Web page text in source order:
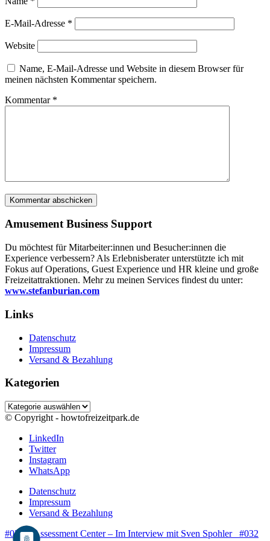
E-Mail-Adresse *
Website
Name, E-Mail-Adresse und Website in diesem Browser für
meinen nächsten Kommentar speichern.
Kommentar *
Amusement Business Support
Du möchtest für Mitarbeiter:innen und Besucher:innen die
Experience verbessern? Als Erlebnisberater unterstützte ich mit
Fokus auf Operations, Guest Experience und HR kleine und große
Freizeitattraktionen. Mehr zu meinen Services findest du unter:
www.stefanburian.com
Links
Datenschutz
Impressum
Versand & Bezahlung
Kategorien
Kategorien
© Copyright - howtofreizeitpark.de
LinkedIn
Twitter
Instagram
WhatsApp
Datenschutz
Impressum
Versand & Bezahlung
#030 – Assessment Center – Im Interview mit Sven Spohler
#032